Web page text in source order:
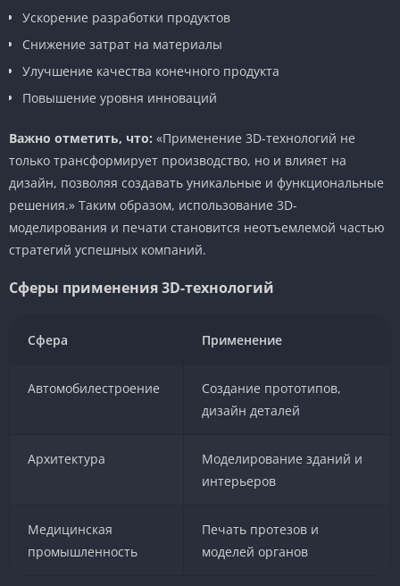
Ускорение разработки продуктов
Снижение затрат на материалы
Улучшение качества конечного продукта
Повышение уровня инноваций
Важно отметить, что: «Применение 3D-технологий не
только трансформирует производство, но и влияет на
дизайн, позволяя создавать уникальные и функциональные
решения.» Таким образом, использование 3D-
моделирования и печати становится неотъемлемой частью
стратегий успешных компаний.
Сферы применения 3D-технологий
Сфера Применение
Автомобилестроение
Создание прототипов,
дизайн деталей
Архитектура
Моделирование зданий и
интерьеров
Медицинская
промышленность
Печать протезов и
моделей органов